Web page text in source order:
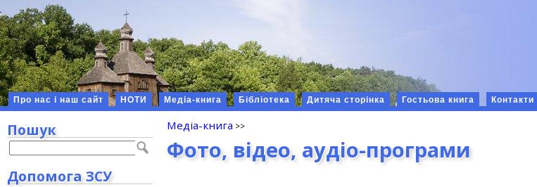
Про нас і наш сайт НОТИ Медіа-книга Бібліотека Дитяча сторінка Гостьова книга Контакти
Медіа-книга
Фото, відео, аудіо-програми
Пошук
Допомога ЗСУ